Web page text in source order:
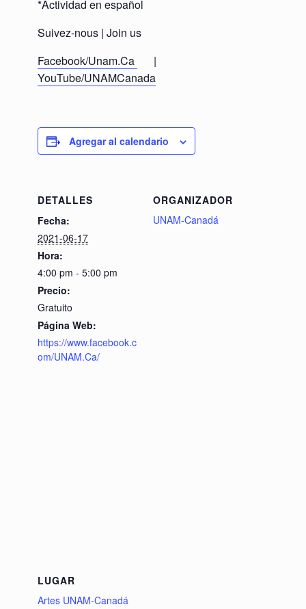
*Actividad en español
Suivez-nous | Join us
Facebook/Unam.Ca
|
YouTube/UNAMCanada
Agregar al calendario
DETALLES
Fecha:
2021-06-17
Hora:
4:00 pm - 5:00 pm
Precio:
Gratuito
Página Web:
https://www.facebook.c
om/UNAM.Ca/
ORGANIZADOR
UNAM-Canadá
LUGAR
Artes UNAM-Canadá